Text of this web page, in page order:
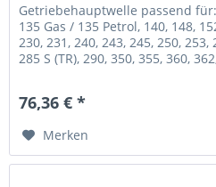
Getriebehauptwelle passend
135 Gas / 135 Petrol, 140, 148,
230, 231, 240, 243, 245, 250, 253,
285 S (TR), 290, 350, 355, 360,
76,36 € *
Merken